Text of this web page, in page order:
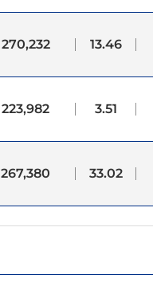
270,232 13.46
223,982 3.51
267,380 33.02